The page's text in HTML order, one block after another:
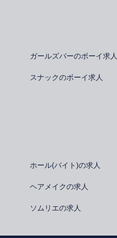
ガールズバーのボーイ求人
スナックのボーイ求人
ホール(バイト)の求人
ヘアメイクの求人
ソムリエの求人